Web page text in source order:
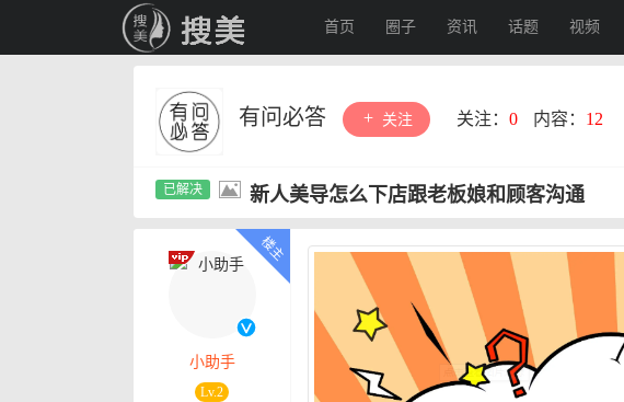
首页 圈子 资讯 话题 视频
有问必答 关注 关注： 0 内容： 12
新人美导怎么下店跟老板娘和顾客沟通
小助手
Lv.2